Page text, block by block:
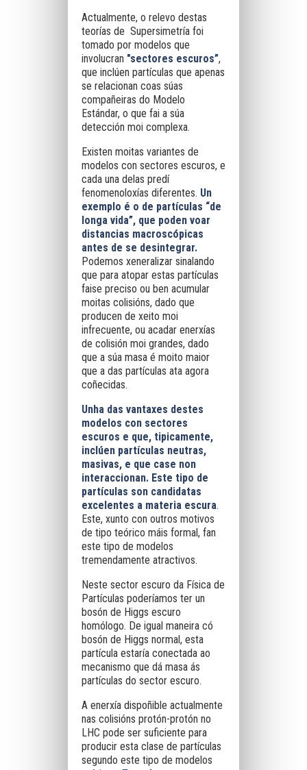
Actualmente, o relevo destas
teorías de Supersimetría foi
tomado por modelos que
involucran "sectores escuros”,
que inclúen partículas que apenas
se relacionan coas súas
compañeiras do Modelo
Estándar, o que fai a súa
detección moi complexa.
Existen moitas variantes de
modelos con sectores escuros, e
cada una delas predí
fenomenoloxías diferentes. Un
exemplo é o de partículas “de
longa vida”, que poden voar
distancias macroscópicas
antes de se desintegrar.
Podemos xeneralizar sinalando
que para atopar estas partículas
faise preciso ou ben acumular
moitas colisións, dado que
producen de xeito moi
infrecuente, ou acadar enerxías
de colisión moi grandes, dado
que a súa masa é moito maior
que a das partículas ata agora
coñecidas.
Unha das vantaxes destes
modelos con sectores
escuros e que, tipicamente,
inclúen partículas neutras,
masivas, e que case non
interaccionan. Este tipo de
partículas son candidatas
excelentes a materia escura.
Este, xunto con outros motivos
de tipo teórico máis formal, fan
este tipo de modelos
tremendamente atractivos.
Neste sector escuro da Física de
Partículas poderíamos ter un
bosón de Higgs escuro
homólogo. De igual maneira có
bosón de Higgs normal, esta
partícula estaría conectada ao
mecanismo que dá masa ás
partículas do sector escuro.
A enerxía dispoñible actualmente
nas colisións protón-protón no
LHC pode ser suficiente para
producir esta clase de partículas
segundo este tipo de modelos